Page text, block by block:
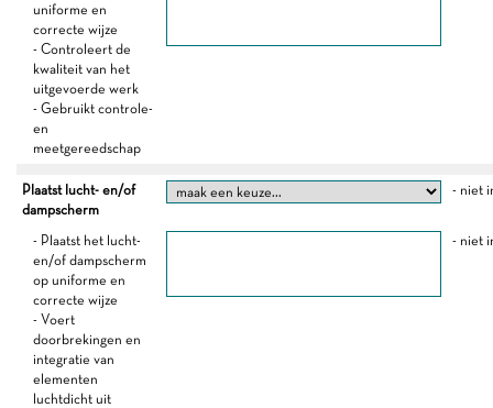
uniforme en
correcte wijze
- Controleert de
kwaliteit van het
uitgevoerde werk
- Gebruikt controle-
en
meetgereedschap
Plaatst lucht- en/of
dampscherm
- niet
- Plaatst het lucht-
en/of dampscherm
op uniforme en
correcte wijze
- Voert
doorbrekingen en
integratie van
elementen
luchtdicht uit
- niet